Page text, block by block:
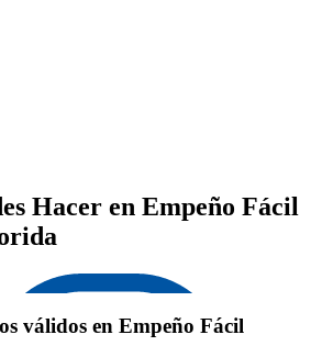
Hacer en Empeño Fácil
válidos en Empeño Fácil